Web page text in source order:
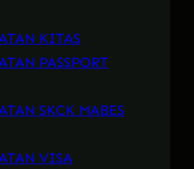
KITAS
PASSPORT
SKCK MABES
VISA